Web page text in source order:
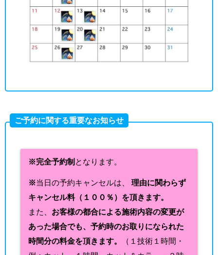
ご予約に関する重要なお知らせ
※完全予約制 となります。
※当日の予約キャンセルは、 理由に関わらず
キャンセル料（１００％）を頂きます。
また、 お客様の都合による施術内容の変更が
あった場合でも、予約時のお取りになられた
時間分の料金を頂きます。
（１技術１時間・